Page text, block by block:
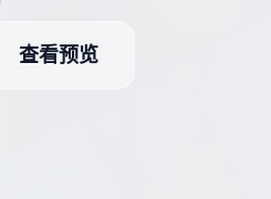
查看预览